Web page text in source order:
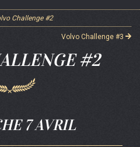
Challenge #2
Volvo Challenge #3
#2
7 AVRIL